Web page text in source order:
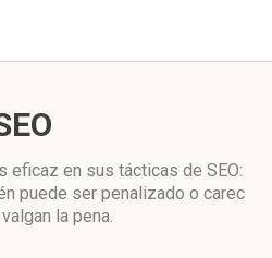
eficaz en sus tácticas de SEO:
puede ser penalizado o carec
la pena.